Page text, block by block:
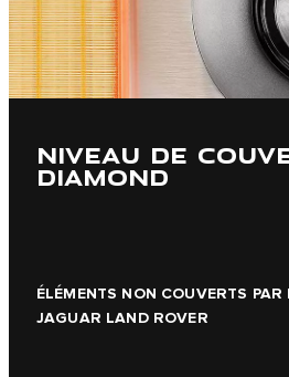
NIVEAU DE
DIAMOND
ÉLÉMENTS NON COUVERTS
JAGUAR LAND ROVER